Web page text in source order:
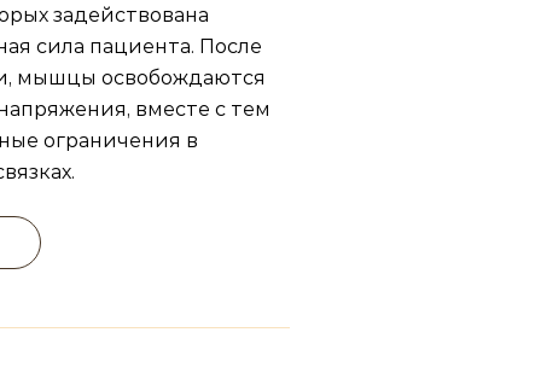
задействована
сила пациента. После
мышцы освобождаются
вместе с тем
ограничения в